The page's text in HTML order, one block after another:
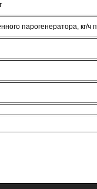
парогенератора, кг/ч